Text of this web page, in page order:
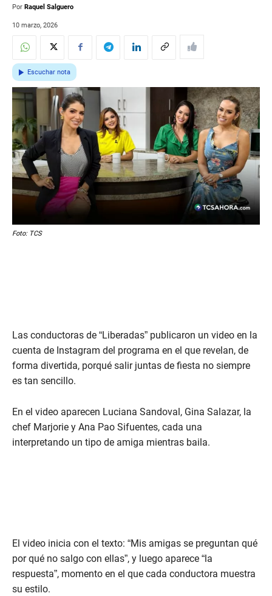
Por Raquel Salguero
10 marzo, 2026
Escuchar nota
Foto: TCS
Las conductoras de “Liberadas” publicaron un video en la
cuenta de Instagram del programa en el que revelan, de
forma divertida, porqué salir juntas de fiesta no siempre
es tan sencillo.
En el video aparecen Luciana Sandoval, Gina Salazar, la
chef Marjorie y Ana Pao Sifuentes, cada una
interpretando un tipo de amiga mientras baila.
El video inicia con el texto: “Mis amigas se preguntan qué
por qué no salgo con ellas”, y luego aparece “la
respuesta”, momento en el que cada conductora muestra
su estilo.